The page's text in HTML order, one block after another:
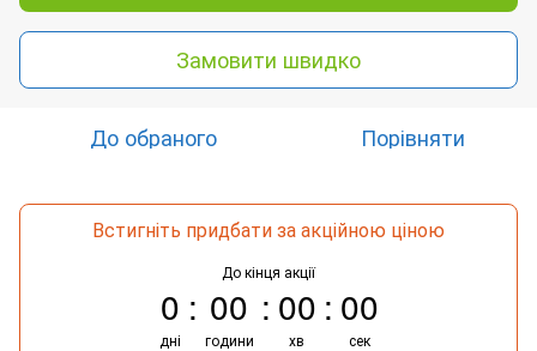
Замовити швидко
До обраного Порівняти
Встигніть придбати за акційною ціною
До кінця акції
0
дні
00
години
00
хв
00
сек